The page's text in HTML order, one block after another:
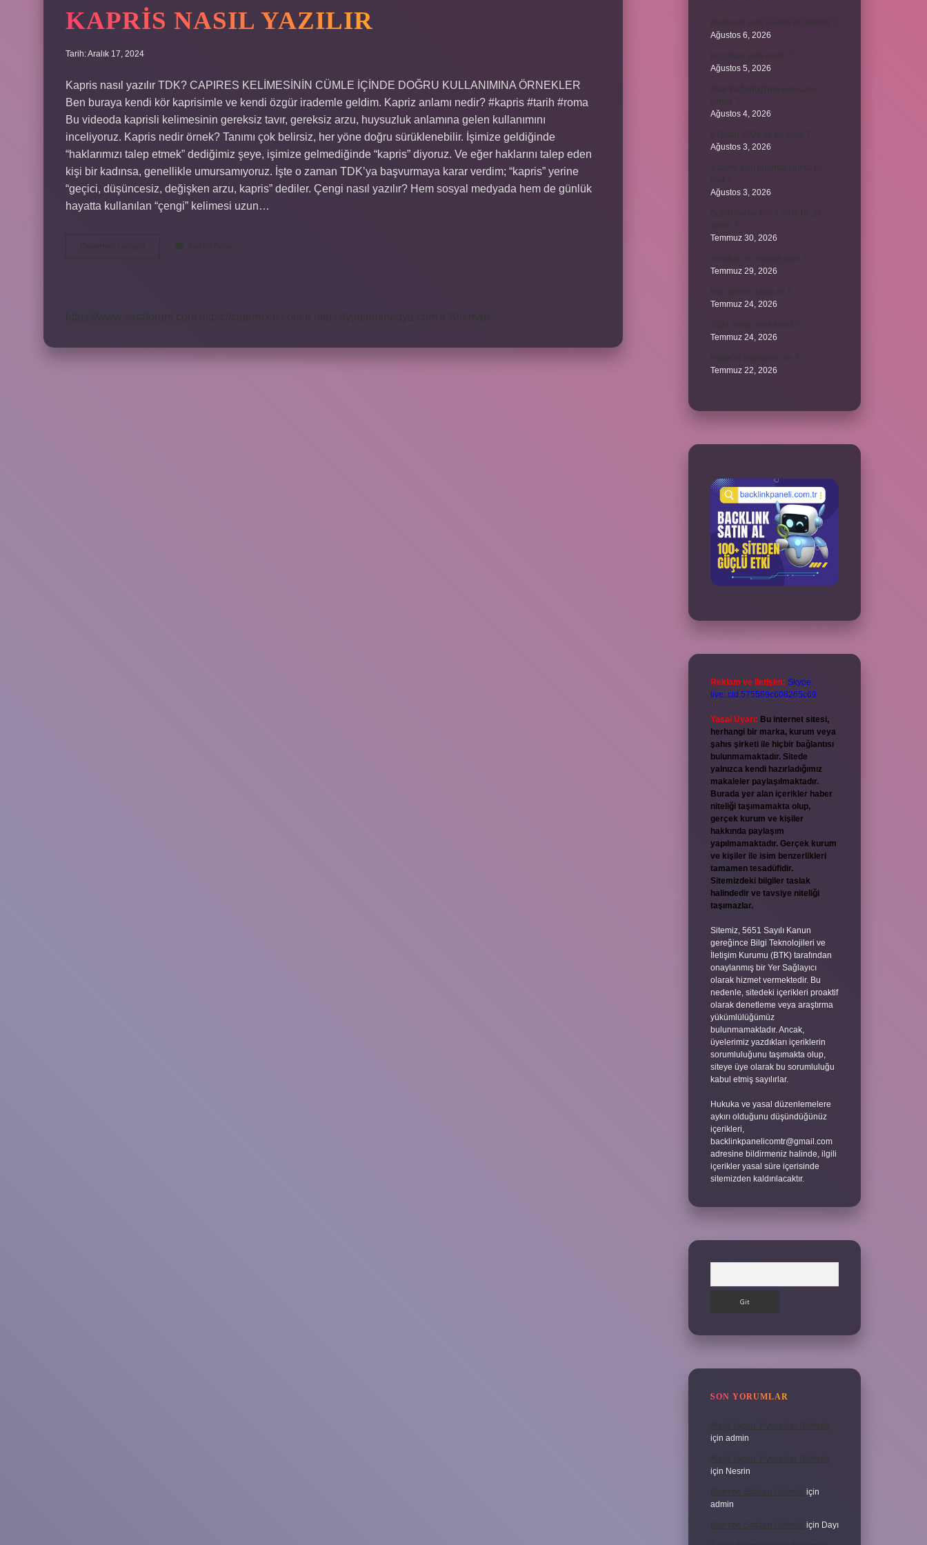
KAPRIS NASIL YAZILIR
Tarih: Aralık 17, 2024
Kapris nasıl yazılır TDK? CAPIRES KELİMESİNİN CÜMLE İÇİNDE DOĞRU KULLANIMINA ÖRNEKLER
Ben buraya kendi kör kaprisimle ve kendi özgür irademle geldim. Kapriz anlamı nedir? #kapris #tarih #roma
Bu videoda kaprisli kelimesinin gereksiz tavır, gereksiz arzu, huysuzluk anlamına gelen kullanımını
inceliyoruz. Kapris nedir örnek? Tanımı çok belirsiz, her yöne doğru sürüklenebilir. İşimize geldiğinde
“haklarımızı talep etmek” dediğimiz şeye, işimize gelmediğinde “kapris” diyoruz. Ve eğer haklarını talep eden
kişi bir kadınsa, genellikle umursamıyoruz. İşte o zaman TDK’ya başvurmaya karar verdim; “kapris” yerine
“geçici, düşüncesiz, değişken arzu, kapris” dediler. Çengi nasıl yazılır? Hem sosyal medyada hem de günlük
hayatta kullanılan “çengi” kelimesi uzun…
Ağustos 6, 2026
Ağustos 5, 2026
Ağustos 4, 2026
Ağustos 3, 2026
Ağustos 3, 2026
Temmuz 30, 2026
Temmuz 29, 2026
Temmuz 24, 2026
Temmuz 24, 2026
Temmuz 22, 2026
Reklam ve İletişim: Skype:
live:.cid.575569c608265c69
Yasal Uyarı: Bu internet sitesi,
herhangi bir marka, kurum veya
şahıs şirketi ile hiçbir bağlantısı
bulunmamaktadır. Sitede
yalnızca kendi hazırladığımız
makaleler paylaşılmaktadır.
Burada yer alan içerikler haber
niteliği taşımamakta olup,
gerçek kurum ve kişiler
hakkında paylaşım
yapılmamaktadır. Gerçek kurum
ve kişiler ile isim benzerlikleri
tamamen tesadüfidir.
Sitemizdeki bilgiler taslak
halindedir ve tavsiye niteliği
taşımazlar.
Sitemiz, 5651 Sayılı Kanun
gereğince Bilgi Teknolojileri ve
İletişim Kurumu (BTK) tarafından
onaylanmış bir Yer Sağlayıcı
olarak hizmet vermektedir. Bu
nedenle, sitedeki içerikleri proaktif
olarak denetleme veya araştırma
yükümlülüğümüz
bulunmamaktadır. Ancak,
üyelerimiz yazdıkları içeriklerin
sorumluluğunu taşımakta olup,
siteye üye olarak bu sorumluluğu
kabul etmiş sayılırlar.
Hukuka ve yasal düzenlemelere
aykırı olduğunu düşündüğünüz
içerikleri,
backlinkpanelicomtr@gmail.com
adresine bildirmeniz halinde, ilgili
içerikler yasal süre içerisinde
sitemizden kaldırılacaktır.
SON YORUMLAR
Alerji Yapan Yiyecekler Nelerdir
için admin
Alerji Yapan Yiyecekler Nelerdir
için Nesrin
Belirtme Sıfatları Nelerdir için
admin
Belirtme Sıfatları Nelerdir için Dayı